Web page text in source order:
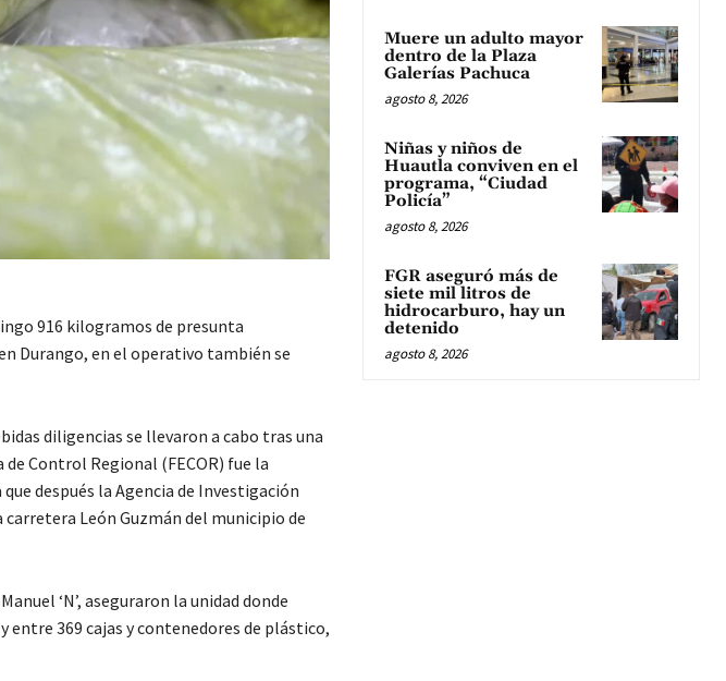
916 kilogramos de presunta
Durango, en el operativo también se
diligencias se llevaron a cabo tras una
Control Regional (FECOR) fue la
después la Agencia de Investigación
León Guzmán del municipio de
‘N’, aseguraron la unidad donde
entre 369 cajas y contenedores de plástico,
Muere un adulto mayor
dentro de la Plaza
Galerías Pachuca
agosto 8, 2026
Niñas y niños de
Huautla conviven en el
programa, “Ciudad
Policía”
agosto 8, 2026
FGR aseguró más de
siete mil litros de
hidrocarburo, hay un
detenido
agosto 8, 2026